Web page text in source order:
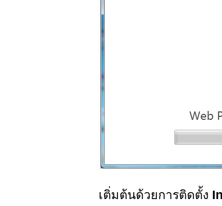
เติ่มต้นด้วยการติดตั้ง